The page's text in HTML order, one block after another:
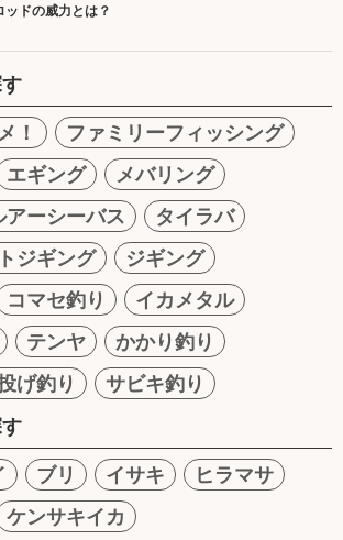
ッドの威力とは？
！
ファミリーフィッシング
エギング
メバリング
アーシーバス
タイラバ
ジギング
ジギング
コマセ釣り
イカメタル
テンヤ
かかり釣り
げ釣り
サビキ釣り
ブリ イサキ
ヒラマサ
ケンサキイカ